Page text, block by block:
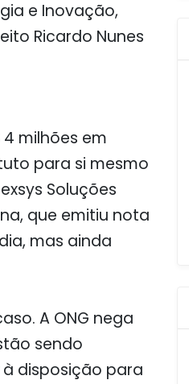
e Inovação,
Ricardo Nunes
milhões em
para si mesmo
Soluções
que emitiu nota
mas ainda
A ONG nega
sendo
à disposição para